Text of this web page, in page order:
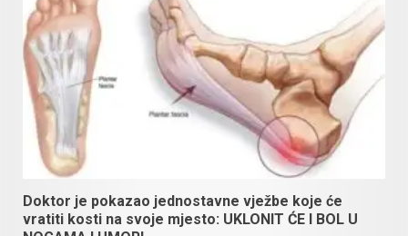
Doktor je pokazao jednostavne vježbe koje će
vratiti kosti na svoje mjesto: UKLONIT ĆE I BOL U